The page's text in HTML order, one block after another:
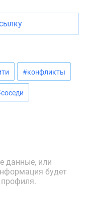
#конфликты
данные, или
будет
профиля.